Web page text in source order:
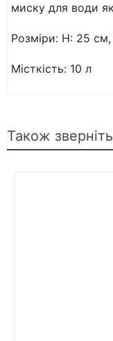
миску для води
Розміри: H: 25
Місткість: 10 л
Також